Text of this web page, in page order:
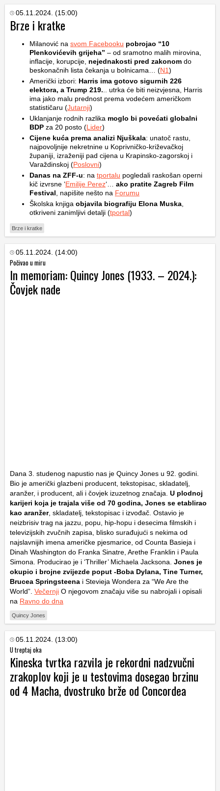
05.11.2024. (15:00)
Brze i kratke
Milanović na svom Facebooku pobrojao “10
Plenkovićevih grijeha” – od sramotno malih mirovina,
inflacije, korupcije, nejednakosti pred zakonom do
beskonačnih lista čekanja u bolnicama… (N1)
Američki izbori: Harris ima gotovo sigurnih 226
elektora, a Trump 219. .. utrka će biti neizvjesna, Harris
ima jako malu prednost prema vodećem američkom
statističaru (Jutarnji)
Uklanjanje rodnih razlika moglo bi povećati globalni
BDP za 20 posto (Lider)
Cijene kuća prema analizi Njuškala: unatoč rastu,
najpovoljnije nekretnine u Koprivničko-križevačkoj
županiji, izraženiji pad cijena u Krapinsko-zagorskoj i
Varaždinskoj (Poslovni)
Danas na ZFF-u: na tportalu pogledali raskošan operni
kič izvrsne ‘Emilije Perez‘… ako pratite Zagreb Film
Festival , napišite nešto na Forumu
Školska knjiga objavila biografiju Elona Muska
otkriveni zanimljivi detalji (tportal)
Brze i kratke
05.11.2024. (14:00)
Počivao u miru
In memoriam: Quincy Jones (1933. – 2024.):
Čovjek nade
Dana 3. studenog napustio nas je Quincy Jones u 92. godini.
Bio je američki glazbeni producent, tekstopisac, skladatelj,
aranžer, i producent, ali i čovjek izuzetnog značaja. U plodnoj
karijeri koja je trajala više od 70 godina, Jones se etablirao
kao aranžer, skladatelj, tekstopisac i izvođač. Ostavio je
neizbrisiv trag na jazzu, popu, hip-hopu i desecima filmskih i
televizijskih zvučnih zapisa, blisko surađujući s nekima od
najslavnijih imena američke pjesmarice, od Counta Basieja i
Dinah Washington do Franka Sinatre, Arethe Franklin i Paula
Simona. Producirao je i ‘Thriller’ Michaela Jacksona. Jones je
okupio i brojne zvijezde poput -Boba Dylana, Tine Turner,
Brucea Springsteena i Stevieja Wondera za “We Are the
World”. Večernji O njegovom značaju više su nabrojali i opisali
na Ravno do dna
Quincy Jones
05.11.2024. (13:00)
U treptaj oka
Kineska tvrtka razvila je rekordni nadzvučni
zrakoplov koji je u testovima dosegao brzinu
od 4 Macha, dvostruko brže od Concordea